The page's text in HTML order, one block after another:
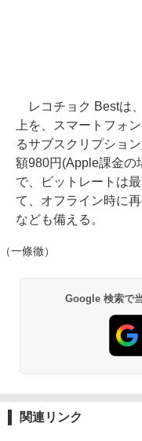
レコチョク Bestは
上を、スマートフォ
るサブスクリプショ
額980円(Apple課金の
で、ビットレートは
て、オフライン時に
なども備える。
（一條徹）
Google 検索で
関連リンク